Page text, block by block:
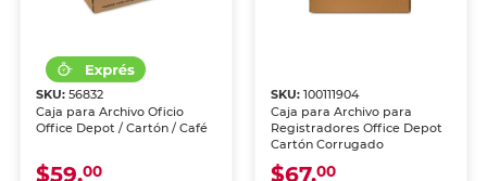
SKU:56832
Caja para Archivo Oficio
Office Depot / Cartón / Café
$59.00
SKU: 100111904
Caja para Archivo para
Registradores Office Depot
Cartón Corrugado
$67.00